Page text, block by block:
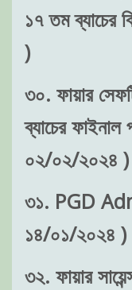
১৭ তম ব্যাচের
)
৩০. ফায়ার
ব্যাচের
০২/০২/২০২৪ )
৩১. PGD
১৪/০১/২০২৪ )
৩২. ফায়ার